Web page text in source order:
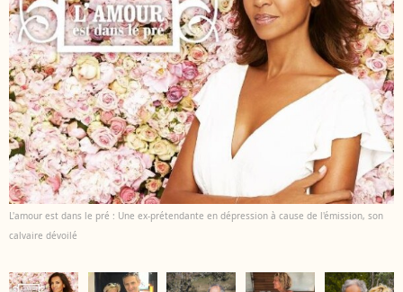
L'amour est dans le pré : Une ex-prétendante en dépression à cause de l'émission, son
calvaire dévoilé